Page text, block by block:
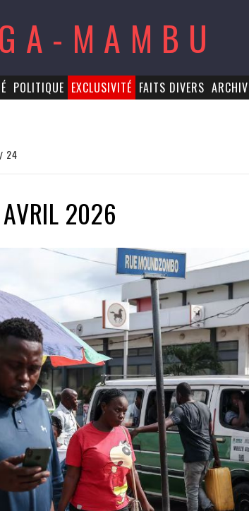
MAMBU
POLITIQUE EXCLUSIVITÉ FAITS DIVERS
24
2026